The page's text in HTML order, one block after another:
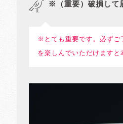
※（重要）破損して
※とても重要です。必ずご
を楽しんでいただけますと